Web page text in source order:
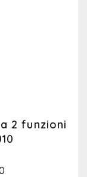
2 funzioni